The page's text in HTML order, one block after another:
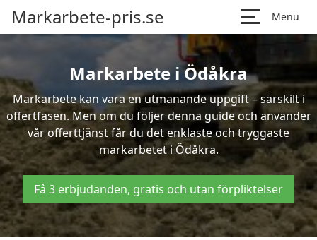
Markarbete-pris.se Menu
Markarbete i Ödåkra
Markarbete kan vara en utmanande uppgift – särskilt i
offertfasen. Men om du följer denna guide och använder
vår offerttjänst får du det enklaste och tryggaste
markarbetet i Ödåkra.
Få 3 erbjudanden, gratis och utan förpliktelser